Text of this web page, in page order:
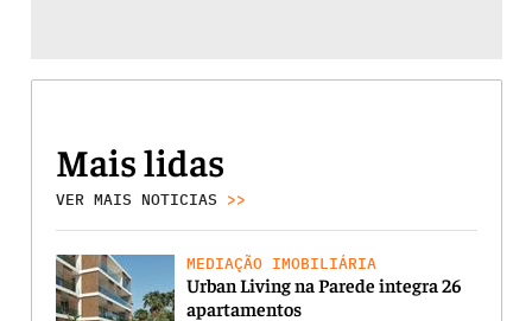
Mais lidas
VER MAIS NOTICIAS >>
MEDIAÇÃO IMOBILIÁRIA
Urban Living na Parede integra 26
apartamentos